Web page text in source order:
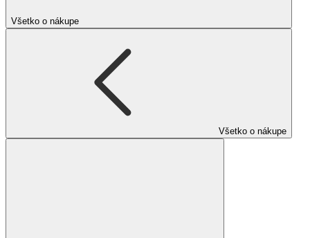
Všetko o nákupe
Všetko o nákupe